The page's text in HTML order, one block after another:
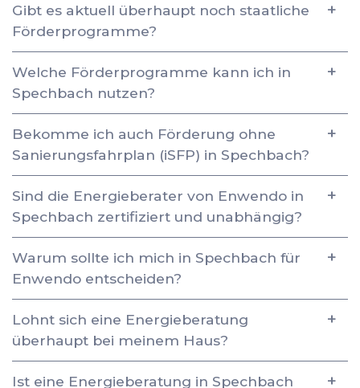
Gibt es aktuell überhaupt noch staatliche
Förderprogramme?
Welche Förderprogramme kann ich in
Spechbach nutzen?
Bekomme ich auch Förderung ohne
Sanierungsfahrplan (iSFP) in Spechbach?
Sind die Energieberater von Enwendo in
Spechbach zertifiziert und unabhängig?
Warum sollte ich mich in Spechbach für
Enwendo entscheiden?
Lohnt sich eine Energieberatung
überhaupt bei meinem Haus?
Ist eine Energieberatung in Spechbach